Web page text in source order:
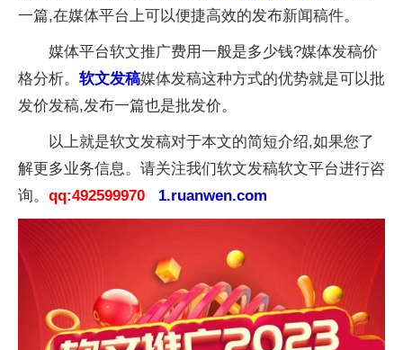
一篇,在媒体平台上可以便捷高效的发布新闻稿件。
媒体平台软文推广费用一般是多少钱?媒体发稿价
格分析。 软文发稿媒体发稿这种方式的优势就是可以批
发价发稿,发布一篇也是批发价。
以上就是软文发稿对于本文的简短介绍,如果您了
解更多业务信息。请关注我们软文发稿软文平台进行咨
询。 qq:492599970 1.ruanwen.com